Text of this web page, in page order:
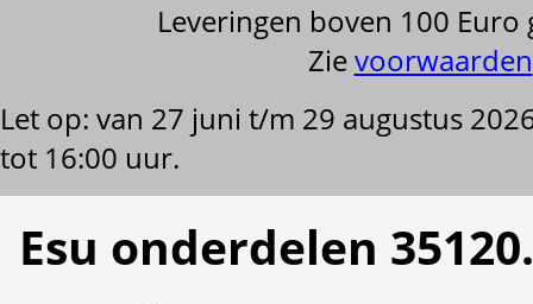
Leveringen boven 100
Zievoorwaarden
Let op: van 27 juni t/m 29 augustus
tot 16:00 uur.
Esu onderdelen